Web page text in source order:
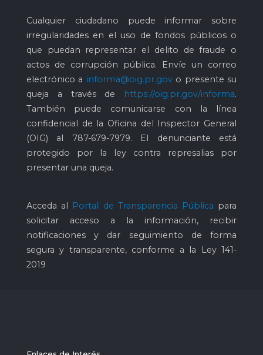
Cualquier ciudadano puede informar sobre
irregularidades en el uso de fondos públicos o
que puedan representar el delito de fraude o
actos de corrupción pública. Envíe un correo
electrónico a informa@oig.pr.govo presente su
queja a través de
https://oig.pr.gov/informa.
También puede comunicarse con la línea
confidencial de la Oficina del Inspector General
(OIG) al 787-679-7979. El denunciante está
protegido por la ley contra represalias por
presentar una queja.
Acceda al Portal de Transparencia Pública para
solicitar acceso a la información, recibir
notificaciones y dar seguimiento de forma
segura y transparente, conforme a la Ley 141-
2019